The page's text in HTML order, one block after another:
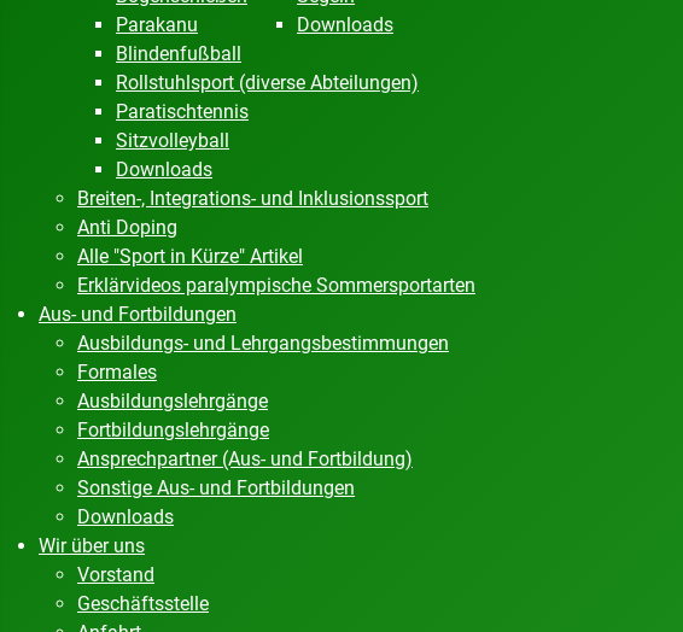
Parakanu
Downloads
Blindenfußball
Rollstuhlsport (diverse Abteilungen)
Paratischtennis
Sitzvolleyball
Downloads
Breiten-, Integrations- und Inklusionssport
Anti Doping
Alle "Sport in Kürze" Artikel
Erklärvideos paralympische Sommersportarten
Aus- und Fortbildungen
Ausbildungs- und Lehrgangsbestimmungen
Formales
Ausbildungslehrgänge
Fortbildungslehrgänge
Ansprechpartner (Aus- und Fortbildung)
Sonstige Aus- und Fortbildungen
Downloads
Wir über uns
Vorstand
Geschäftsstelle